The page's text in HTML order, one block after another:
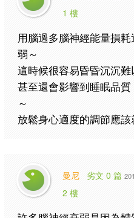
1 樓
用腦過多腦神經能量損
弱～
這時候很容易昏昏沉沉
甚至還會影響到睡眠品
～
放鬆身心適度的調節應
曼尼 劣文 0 篇
2 樓